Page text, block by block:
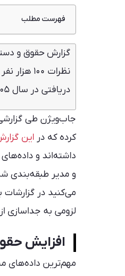
فهرست مطلب
افزایش حقوق
یک خطای تکراری
افزایش پایین
دریافتی در سال ۱۴۰۵ را به همراه داده‌های دیگری درباره انواع مشاغل ارائه می‌دهد.
جاب‌ویژن طی
کرده که در این
داشته‌اند و
و مدیر طبقه‌بندی
می‌کنید در گزارشات
لزومی به جداسازی
افزایش
مهم‌ترین داده‌های